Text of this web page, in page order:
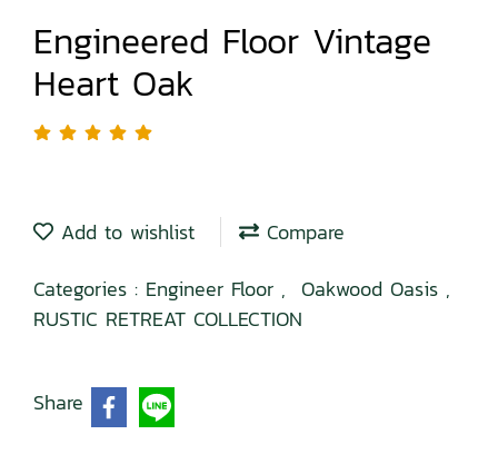
Engineered Floor Vintage
Heart Oak
Add to wishlist
Compare
Categories : Engineer Floor , Oakwood Oasis ,
RUSTIC RETREAT COLLECTION
Share